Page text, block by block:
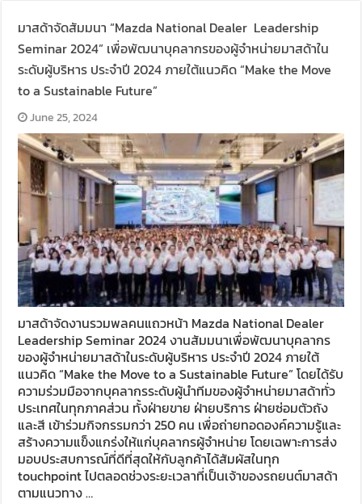
มาสด้าจัดสัมมนา “Mazda National Dealer Leadership
Seminar 2024” เพื่อพัฒนาบุคลากรของผู้จำหน่ายมาสด้าใน
ระดับผู้บริหาร ประจำปี 2024 ภายใต้แนวคิด “Make the Move
to a Sustainable Future”
June 25, 2024
มาสด้าจัดงานรวมพลคนแถวหน้า Mazda National Dealer
Leadership Seminar 2024 งานสัมมนาเพื่อพัฒนาบุคลากร
ของผู้จำหน่ายมาสด้าในระดับผู้บริหาร ประจำปี 2024 ภายใต้
แนวคิด “Make the Move to a Sustainable Future” โดยได้รับ
ความร่วมมือจากบุคลากรระดับผู้นำทีมของผู้จำหน่ายมาสด้าทั่ว
ประเทศในทุกภาคส่วน ทั้งฝ่ายขาย ฝ่ายบริการ ฝ่ายซ่อมตัวถัง
และสี เข้าร่วมกิจกรรมกว่า 250 คน เพื่อถ่ายทอดองค์ความรู้และ
สร้างความแข็งแกร่งให้แก่บุคลากรผู้จำหน่าย โดยเฉพาะการส่ง
มอบประสบการณ์ที่ดีที่สุดให้กับลูกค้าได้สัมผัสในทุก
touchpoint ไปตลอดช่วงระยะเวลาที่เป็นเจ้าของรถยนต์มาสด้า
ตามแนวทาง …